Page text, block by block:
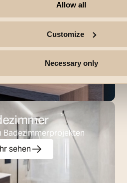
Allow all
Customize
Necessary only
Installationsmaterial
sehen
Badezimmerprojekten
sehen